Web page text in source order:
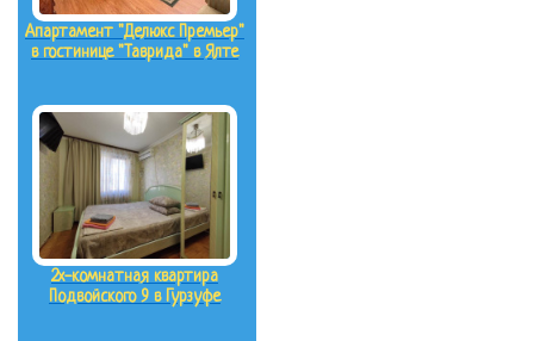
Апартамент "Делюкс Премьер"
в гостинице "Таврида" в Ялте
2х-комнатная квартира
Подвойского 9 в Гурзуфе